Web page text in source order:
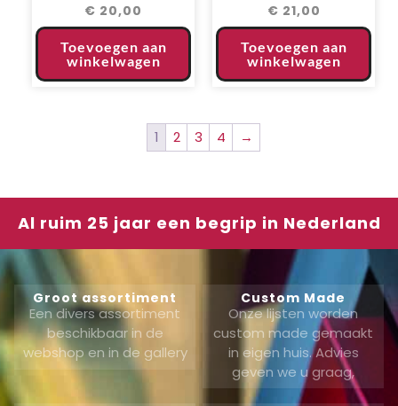
€ 20,00
Toevoegen aan
winkelwagen
€ 21,00
Toevoegen aan
winkelwagen
1 2 3 4 →
Al ruim 25 jaar een begrip in Nederland
Groot assortiment
Een divers assortiment
beschikbaar in de
webshop en in de gallery
Custom Made
Onze lijsten worden
custom made gemaakt
in eigen huis. Advies
geven we u graag,